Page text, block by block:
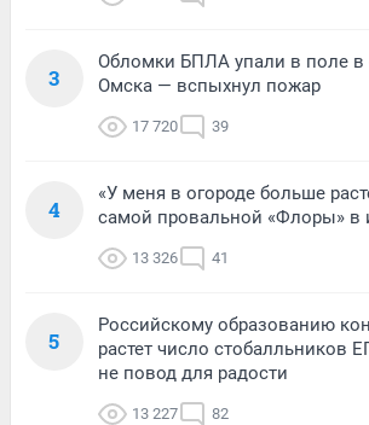
3
Обломки БПЛА упали в поле в
Омска — вспыхнул пожар
17 720 39
4
«У меня в огороде больше
самой провальной «Флоры» в
13 326 41
5
Российскому образованию
растет число стобалльников
не повод для радости
13 227 82